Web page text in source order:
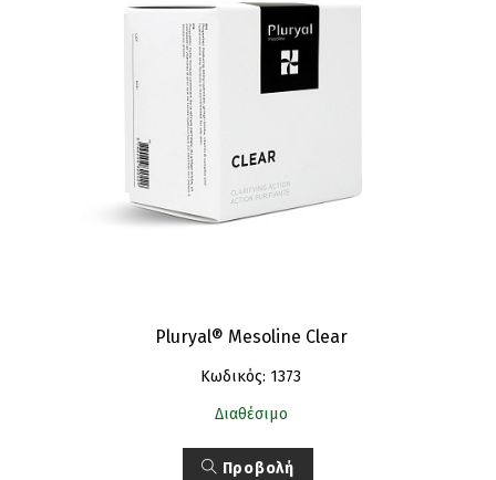
Pluryal® Mesoline Clear
Κωδικός: 1373
Διαθέσιμο
Προβολή